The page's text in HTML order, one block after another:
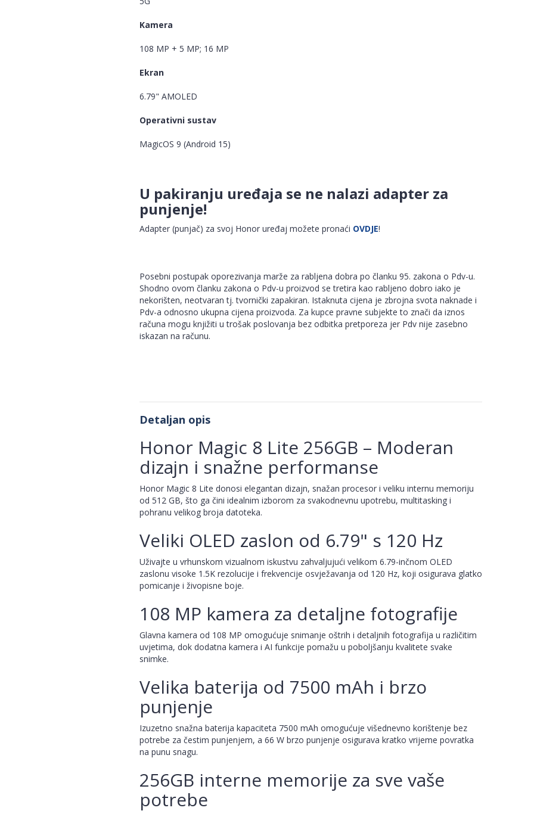
Kamera
108 MP + 5 MP; 16 MP
Ekran
6.79" AMOLED
Operativni sustav
MagicOS 9 (Android 15)
U pakiranju uređaja se ne nalazi adapter za
punjenje!
Adapter (punjač) za svoj Honor uređaj možete pronaći OVDJE!
Posebni postupak oporezivanja marže za rabljena dobra po članku 95. zakona o Pdv-u.
Shodno ovom članku zakona o Pdv-u proizvod se tretira kao rabljeno dobro iako je
nekorišten, neotvaran tj. tvornički zapakiran. Istaknuta cijena je zbrojna svota naknade i
Pdv-a odnosno ukupna cijena proizvoda. Za kupce pravne subjekte to znači da iznos
računa mogu knjižiti u trošak poslovanja bez odbitka pretporeza jer Pdv nije zasebno
iskazan na računu.
Detaljan opis
Honor Magic 8 Lite 256GB – Moderan
dizajn i snažne performanse
Honor Magic 8 Lite donosi elegantan dizajn, snažan procesor i veliku internu memoriju
od 512 GB, što ga čini idealnim izborom za svakodnevnu upotrebu, multitasking i
pohranu velikog broja datoteka.
Veliki OLED zaslon od 6.79" s 120 Hz
Uživajte u vrhunskom vizualnom iskustvu zahvaljujući velikom 6.79-inčnom OLED
zaslonu visoke 1.5K rezolucije i frekvencije osvježavanja od 120 Hz, koji osigurava glatko
pomicanje i živopisne boje.
108 MP kamera za detaljne fotografije
Glavna kamera od 108 MP omogućuje snimanje oštrih i detaljnih fotografija u različitim
uvjetima, dok dodatna kamera i AI funkcije pomažu u poboljšanju kvalitete svake
snimke.
Velika baterija od 7500 mAh i brzo
punjenje
Izuzetno snažna baterija kapaciteta 7500 mAh omogućuje višednevno korištenje bez
potrebe za čestim punjenjem, a 66 W brzo punjenje osigurava kratko vrijeme povratka
na punu snagu.
256GB interne memorije za sve vaše
potrebe